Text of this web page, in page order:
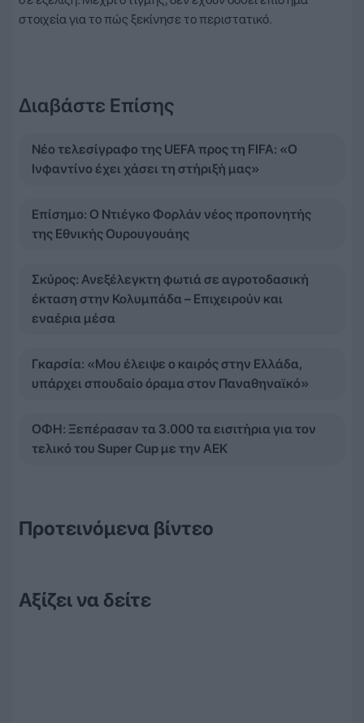
στοιχεία για το πώς ξεκίνησε το περιστατικό.
Διαβάστε Επίσης
Νέο τελεσίγραφο της UEFA προς τη FIFA: «Ο
Ινφαντίνο έχει χάσει τη στήριξή μας»
Επίσημο: Ο Ντιέγκο Φορλάν νέος προπονητής
της Εθνικής Ουρουγουάης
Σκύρος: Ανεξέλεγκτη φωτιά σε αγροτοδασική
έκταση στην Κολυμπάδα – Επιχειρούν και
εναέρια μέσα
Γκαρσία: «Μου έλειψε ο καιρός στην Ελλάδα,
υπάρχει σπουδαίο όραμα στον Παναθηναϊκό»
ΟΦΗ: Ξεπέρασαν τα 3.000 τα εισιτήρια για τον
τελικό του Super Cup με την ΑΕΚ
Προτεινόμενα βίντεο
Αξίζει να δείτε